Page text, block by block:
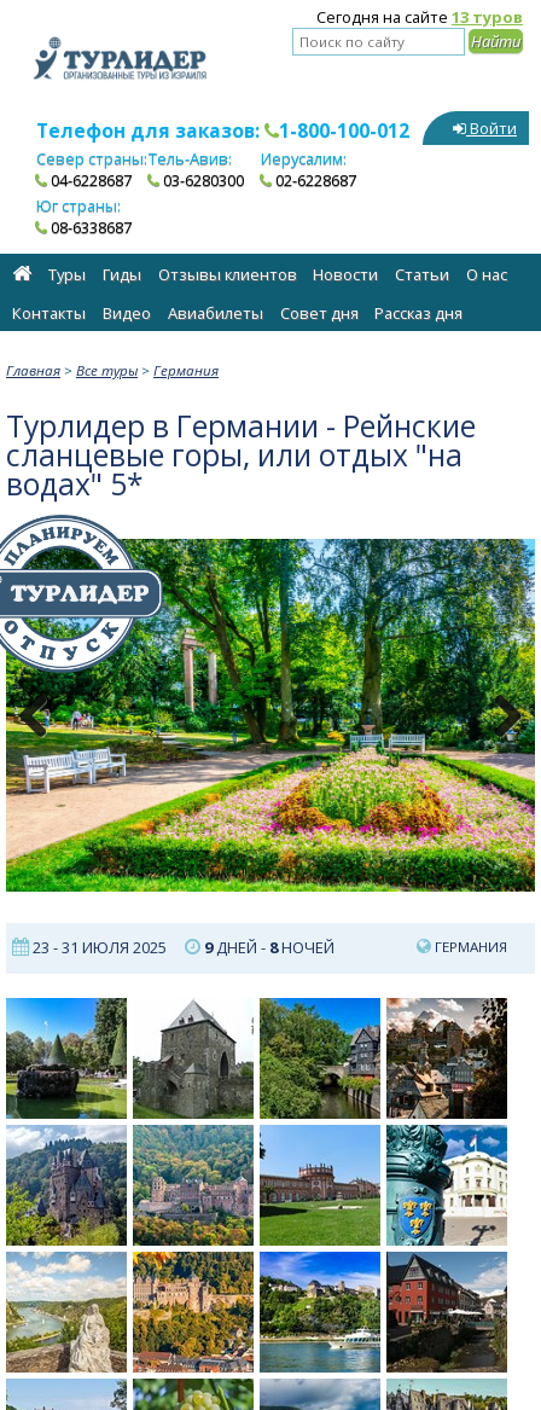
Сегодня на сайте 13 туров
Телефон для заказов: 1-800-100-012
Север страны:
04-6228687
Тель-Авив:
03-6280300
Иерусалим:
02-6228687
Юг страны:
08-6338687
Войти
Туры Гиды Отзывы клиентов Новости Статьи
О нас
Контакты
Видео Авиабилеты Cовет дня Рассказ дня
Главная > Все туры > Германия
Турлидер в Германии - Рейнские
сланцевые горы, или отдых "на
водах" 5*
Previous Next
23 - 31 ИЮЛЯ 2025 9ДНЕЙ - 8НОЧЕЙ ГЕРМАНИЯ